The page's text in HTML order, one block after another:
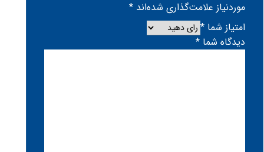
موردنیاز علامت‌گذاری شده‌اند *
امتیاز شما *
دیدگاه شما *